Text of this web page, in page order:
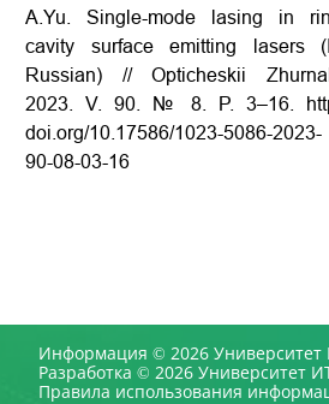
A.Yu. Single-mode lasing in
cavity surface emitting lasers
Russian) // Opticheskii
2023. V. 90. № 8. P. 3–16.
doi.org/10.17586/1023-5086-2023-
90-08-03-16
Информация © 2026
Разработка © 2026 Университет
Правила использования